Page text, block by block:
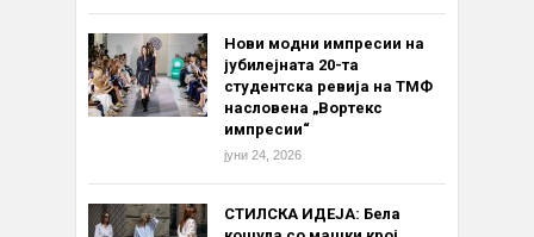
Нови модни импресии на
јубилејната 20-та
студентска ревија на ТМФ
насловена „Вортекс
импресии“
јуни 24, 2026
СТИЛСКА ИДЕЈА: Бела